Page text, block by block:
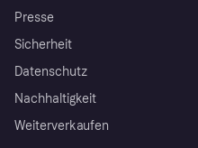
Presse
Sicherheit
Datenschutz
Nachhaltigkeit
Weiterverkaufen